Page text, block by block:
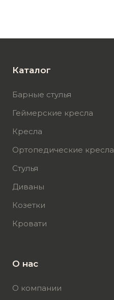
Каталог
Барные стулья
Геймерские кресла
Кресла
Ортопедические кресла
Стулья
Диваны
Козетки
Кровати
О нас
О компании